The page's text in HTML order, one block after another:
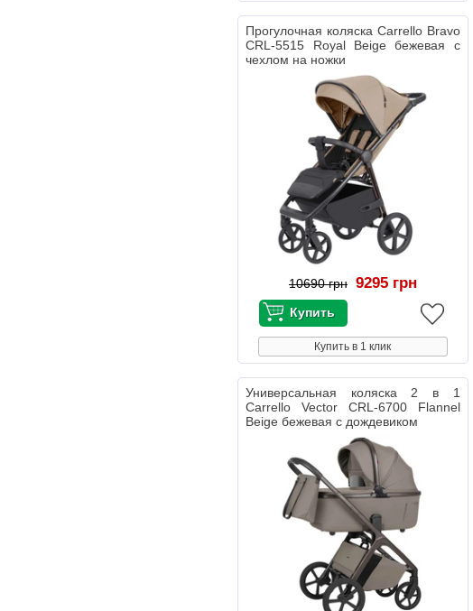
Прогулочная коляска Carrello Bravo
CRL-5515 Royal Beige бежевая с
чехлом на ножки
10690 грн 9295 грн
Купить в 1 клик
Универсальная коляска 2 в 1
Carrello Vector CRL-6700 Flannel
Beige бежевая с дождевиком